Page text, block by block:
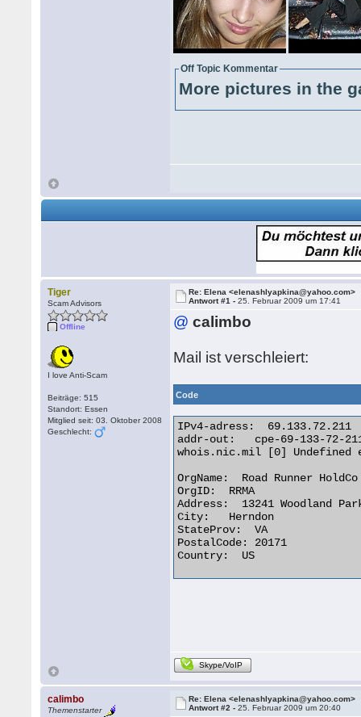
Off Topic Kommentar
More pictures in the
Tiger
Scam Advisors
Offline
I love Anti-Scam
Beiträge: 515
Standort: Essen
Mitglied seit: 03. Oktober 2008
Geschlecht:
Re: Elena <elenashlyapkina@yahoo.com>
Antwort #1 -25. Februar 2009 um 17:41
@ calimbo
Mail ist verschleiert:
Code
IPv4-adress:  69.133.72.211
addr-out:   cpe-69-133-72-
whois.nic.mil [0] Undefined
OrgName:  Road Runner HoldCo
OrgID:  RRMA
Address:  13241 Woodland
City:   Herndon
StateProv:  VA
PostalCode: 20171
Country:  US
Skype/VoIP
calimbo
Themenstarter
Re: Elena <elenashlyapkina@yahoo.com>
Antwort #2 -25. Februar 2009 um 20:40